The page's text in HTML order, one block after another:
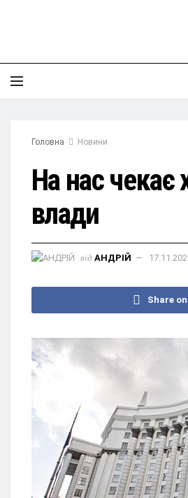
Головна Новини
На нас чекає
влади
від АНДРІЙ
Share